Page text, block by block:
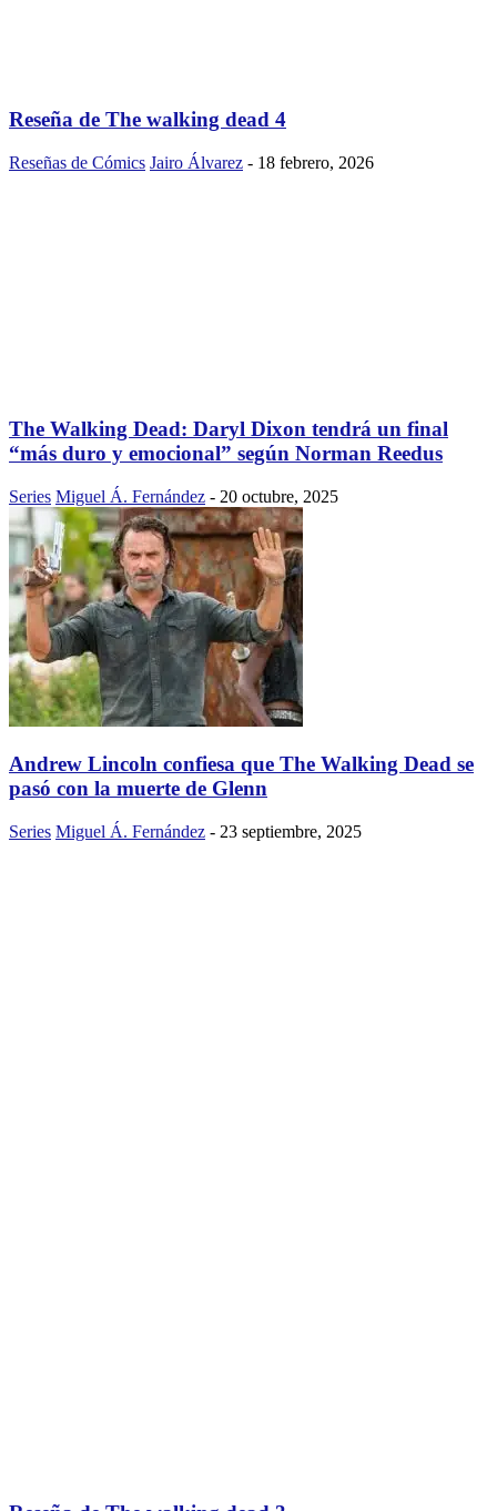
Reseña de The walking dead 4
Reseñas de Cómics Jairo Álvarez - 18 febrero, 2026
The Walking Dead: Daryl Dixon tendrá un final
“más duro y emocional” según Norman Reedus
Series Miguel Á. Fernández - 20 octubre, 2025
Andrew Lincoln confiesa que The Walking Dead se
pasó con la muerte de Glenn
Series Miguel Á. Fernández - 23 septiembre, 2025